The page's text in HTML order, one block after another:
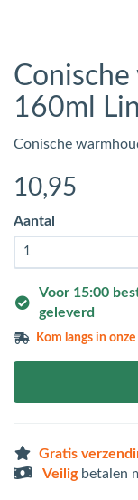
160ml
Conische
10,95
Aantal
Voor 15:00
geleverd
Kom langs in
Gratis
Veiligbetalen